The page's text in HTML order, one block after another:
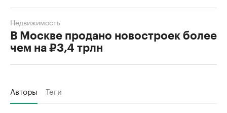
В Москве продано новостроек более
чем на ₽3,4 трлн
Недвижимость
Авторы Теги